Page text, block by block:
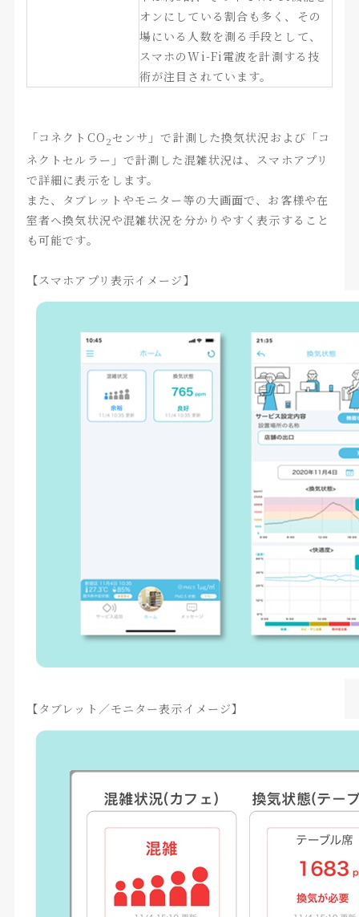
オンにしている割合も多く、その
場にいる人数を測る手段として、
スマホのWi-Fi電波を計測する技
術が注目されています。
「コネクトCO2センサ」で計測した換気状況および「コ
ネクトセルラー」で計測した混雑状況は、スマホアプリ
で詳細に表示をします。
また、タブレットやモニター等の大画面で、お客様や在
室者へ換気状況や混雑状況を分かりやすく表示すること
も可能です。
【スマホアプリ表示イメージ】
【タブレット／モニター表示イメージ】